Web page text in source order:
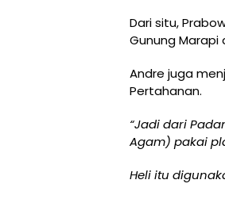
Dari situ,
Gunung Marapi
Andre juga
Pertahanan.
“Jadi dari
Agam) pakai
Heli itu